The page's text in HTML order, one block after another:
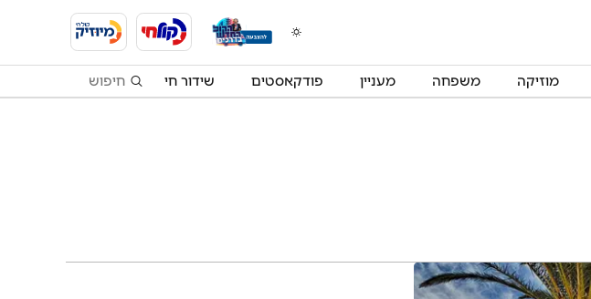
מוזיקה משפחה מעניין פודקאסטים שידור חי